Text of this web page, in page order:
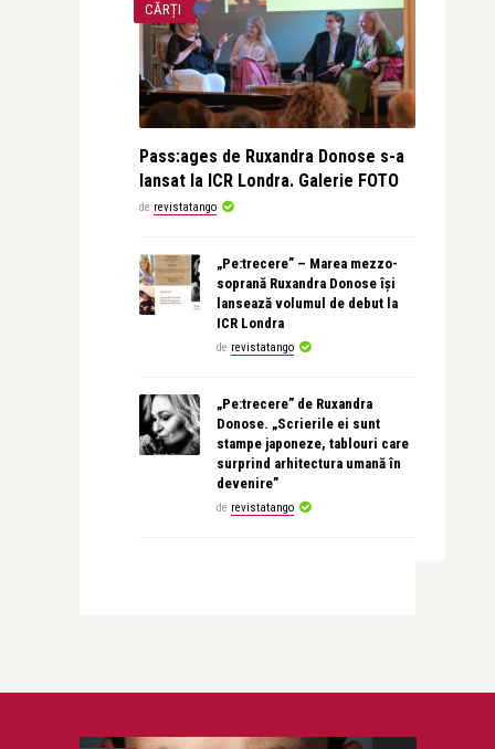
CĂRȚI
Pass:ages de Ruxandra Donose s-a
lansat la ICR Londra. Galerie FOTO
de revistatango
„Pe:trecere” – Marea mezzo-
soprană Ruxandra Donose își
lansează volumul de debut la
ICR Londra
de revistatango
„Pe:trecere” de Ruxandra
Donose. „Scrierile ei sunt
stampe japoneze, tablouri care
surprind arhitectura umană în
devenire”
de revistatango